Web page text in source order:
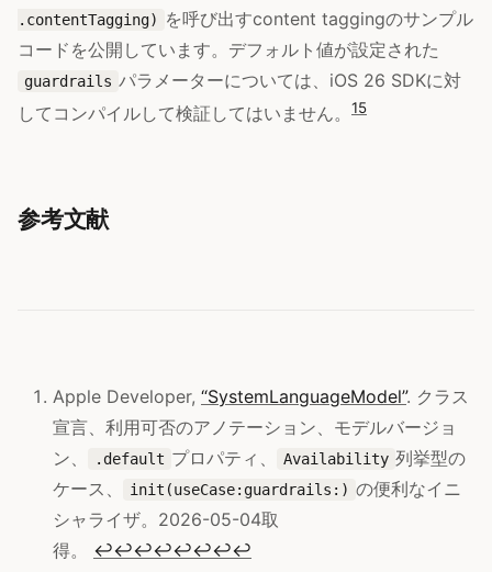
.contentTagging)
を呼び出すcontent taggingのサンプル
コードを公開しています。デフォルト値が設定された
guardrails パラメーターについては、iOS 26 SDKに対
してコンパイルして検証してはいません。
15
参考文献
Apple Developer, “SystemLanguageModel”. クラス
宣言、利用可否のアノテーション、モデルバージョ
ン、
.default プロパティ、 Availability 列挙型の
ケース、
init(useCase:guardrails:) の便利なイニ
シャライザ。2026-05-04取
得。 ↩↩↩↩↩↩↩↩